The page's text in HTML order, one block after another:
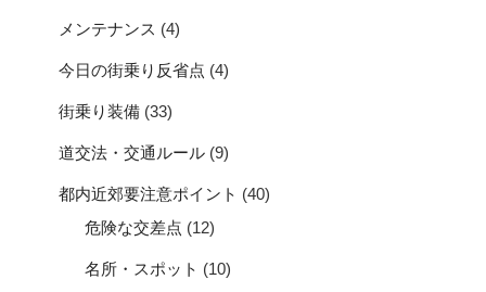
メンテナンス (4)
今日の街乗り反省点 (4)
街乗り装備 (33)
道交法・交通ルール (9)
都内近郊要注意ポイント (40)
危険な交差点 (12)
名所・スポット (10)